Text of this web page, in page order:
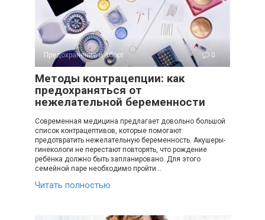
Предохранение и аборт 0
Методы контрацепции: как
предохраняться от
нежелательной беременности
Современная медицина предлагает довольно большой
список контрацептивов, которые помогают
предотвратить нежелательную беременность. Акушеры-
гинекологи не перестают повторять, что рождение
ребёнка должно быть запланировано. Для этого
семейной паре необходимо пройти…
Читать полностью